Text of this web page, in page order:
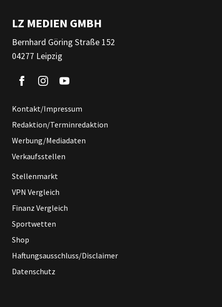
LZ MEDIEN GMBH
Bernhard Göring Straße 152
04277 Leipzig
Kontakt/Impressum
Redaktion/Terminredaktion
Werbung/Mediadaten
Verkaufsstellen
Stellenmarkt
VPN Vergleich
Finanz Vergleich
Sportwetten
Shop
Haftungsausschluss/Disclaimer
Datenschutz